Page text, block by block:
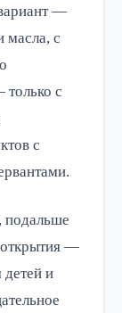
—
масла, с
с
с
подальше
—
детей и